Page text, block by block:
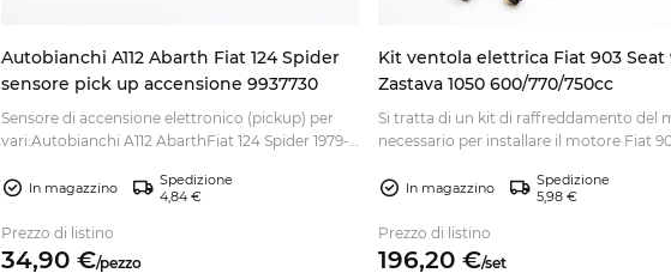
Autobianchi A112 Abarth Fiat 124 Spider
sensore pick up accensione 9937730
Sensore di accensione elettronico (pickup) per
vari:Autobianchi A112 AbarthFiat 124 Spider 1979-
In magazzino
Spedizione
4,84 €
Prezzo di listino
34,90 €/pezzo
Kit ventola elettrica Fiat 903 Seat
Zastava 1050 600/770/750cc
Si tratta di un kit di raffreddamento del
necessario per installare il motore Fiat
In magazzino
Spedizione
5,98 €
Prezzo di listino
196,20 €/set